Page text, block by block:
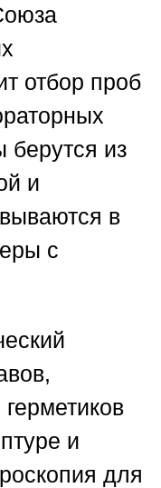
отбор проб
берутся из
и
в
с
и
для